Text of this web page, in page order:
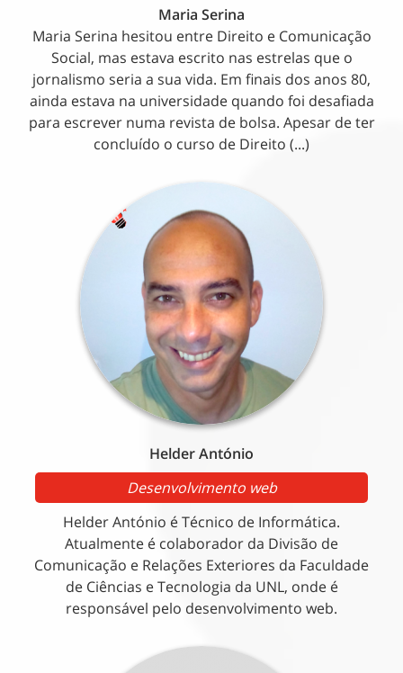
Maria Serina
Maria Serina hesitou entre Direito e Comunicação
Social, mas estava escrito nas estrelas que o
jornalismo seria a sua vida. Em finais dos anos 80,
ainda estava na universidade quando foi desafiada
para escrever numa revista de bolsa. Apesar de ter
concluído o curso de Direito (...)
Helder António
Desenvolvimento web
Helder António é Técnico de Informática.
Atualmente é colaborador da Divisão de
Comunicação e Relações Exteriores da Faculdade
de Ciências e Tecnologia da UNL, onde é
responsável pelo desenvolvimento web.